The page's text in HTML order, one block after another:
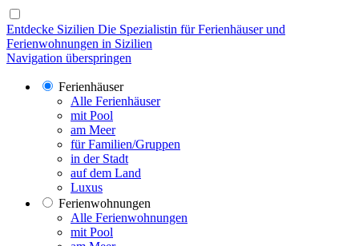
Entdecke Sizilien Die Spezialistin für Ferienhäuser und
Ferienwohnungen in Sizilien
Navigation überspringen
Ferienhäuser
Alle Ferienhäuser
mit Pool
am Meer
für Familien/Gruppen
in der Stadt
auf dem Land
Luxus
Ferienwohnungen
Alle Ferienwohnungen
mit Pool